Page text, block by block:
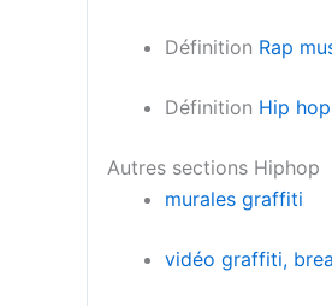
Définition Rap
Définition Hip hop
Autres sections Hiphop
murales graffiti
vidéo graffiti,